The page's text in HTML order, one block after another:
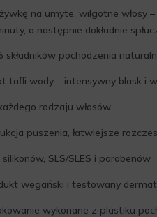
na umyte, wilgotne włosy
a następnie dokładnie
składników pochodzenia
tafli wody – intensywny blask i
rodzaju włosów
puszenia, łatwiejsze
silikonów, SLS/SLES i parabenów
wegański i testowany
wykonane z plastiku